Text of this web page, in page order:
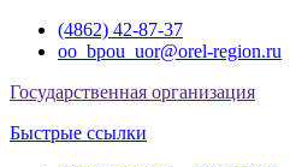
Перейти(4862) 42-87-37
oo_bpou_uor@orel-region.ru
Государственная организация
Быстрые ссылки